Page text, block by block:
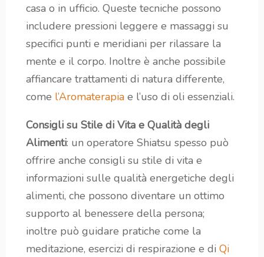
casa o in ufficio. Queste tecniche possono
includere pressioni leggere e massaggi su
specifici punti e meridiani per rilassare la
mente e il corpo. Inoltre è anche possibile
affiancare trattamenti di natura differente,
come l’Aromaterapia e l’uso di oli essenziali.
Consigli su Stile di Vita e Qualità degli
Alimenti: un operatore Shiatsu spesso può
offrire anche consigli su stile di vita e
informazioni sulle qualità energetiche degli
alimenti, che possono diventare un ottimo
supporto al benessere della persona;
inoltre può guidare pratiche come la
meditazione, esercizi di respirazione e di Qi